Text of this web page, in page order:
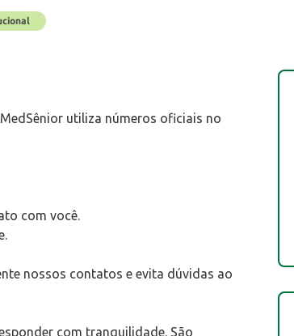
utiliza números oficiais no
com você.
nossos contatos e evita dúvidas ao
com tranquilidade. São